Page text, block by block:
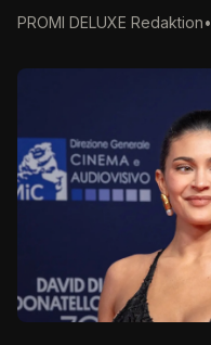
PROMI DELUXE Redaktion•